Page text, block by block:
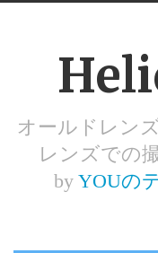
オールドレン
レンズでの
by YOUの